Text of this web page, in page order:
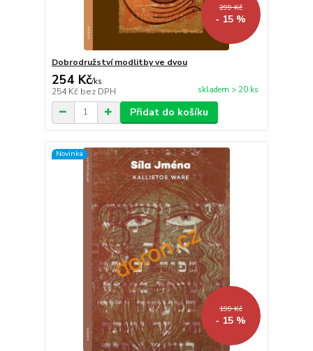
299 Kč
- 15 %
Dobrodružství modlitby ve dvou
254 Kč/ks
254 Kč bez DPH skladem > 20 ks
Přidat do košíku
Novinka
199 Kč
- 15 %